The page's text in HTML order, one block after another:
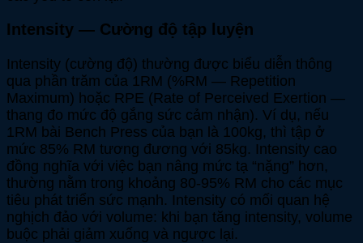
Intensity — Cường độ tập luyện
Intensity (cường độ) thường được biểu diễn thông
qua phần trăm của 1RM (%RM — Repetition
Maximum) hoặc RPE (Rate of Perceived Exertion —
thang đo mức độ gắng sức cảm nhận). Ví dụ, nếu
1RM bài Bench Press của bạn là 100kg, thì tập ở
mức 85% RM tương đương với 85kg. Intensity cao
đồng nghĩa với việc bạn nâng mức tạ “nặng” hơn,
thường nằm trong khoảng 80-95% RM cho các mục
tiêu phát triển sức mạnh. Intensity có mối quan hệ
nghịch đảo với volume: khi bạn tăng intensity, volume
buộc phải giảm xuống và ngược lại.